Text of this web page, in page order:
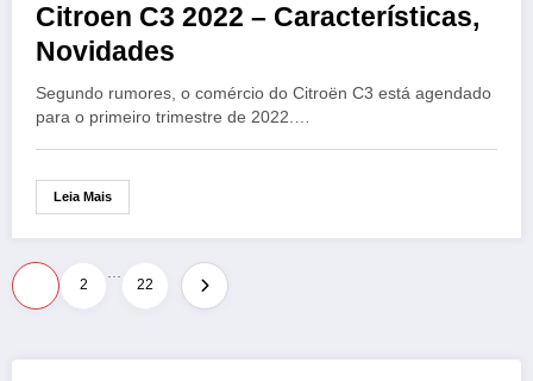
Citroen C3 2022 – Características,
Novidades
Segundo rumores, o comércio do Citroën C3 está agendado
para o primeiro trimestre de 2022.…
Leia Mais
Paginação
de
posts
2 22